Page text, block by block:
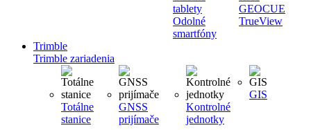
tablety
Odolné
smartfóny
GEOCUE
TrueView
Trimble
Trimble zariadenia
Totálne
stanice
GNSS
prijímače
Kontrolné
jednotky
GIS